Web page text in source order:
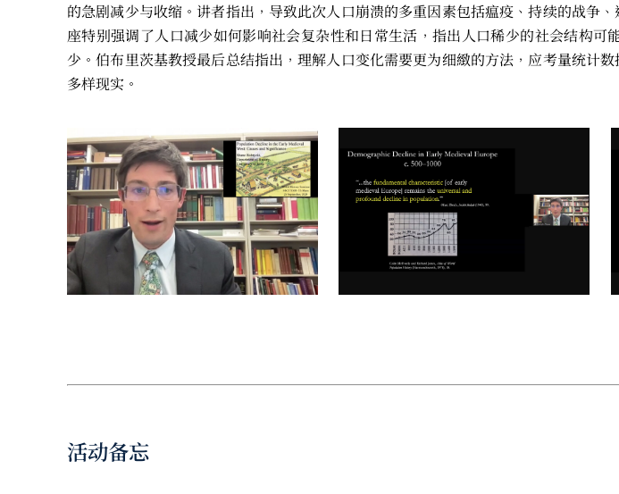
的急剧减少与收缩。讲者指出，导致此次人口崩溃的多重因素包括瘟疫、持续的战争
座特别强调了人口减少如何影响社会复杂性和日常生活，指出人口稀少的社会结构
少。伯布里茨基教授最后总结指出，理解人口变化需要更为细緻的方法，应考量统计
多样现实。
活动备忘